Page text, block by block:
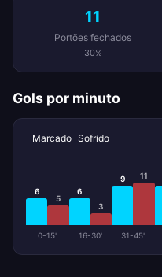
11
Portões fechados
30%
Gols por minuto
Marcado Sofrido
6
5
0-15'
6
3
16-30'
9 11
31-45'